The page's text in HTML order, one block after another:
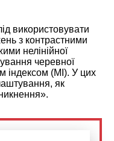
використовувати
з контрастними
нелінійної
черевної
індексом (МІ). У цих
як